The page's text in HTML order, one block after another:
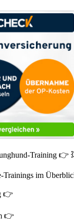
Training 👉
Trainings im
👉
👉